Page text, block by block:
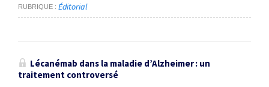
RUBRIQUE Éditorial
Lécanémab dans la maladie d’Alzheimer : un
traitement controversé